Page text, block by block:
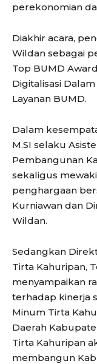
perekonomian
Diakhir acara,
Wildan sebagai
Top BUMD
Digitalisasi
Layanan BUMD.
Dalam
M.SI selaku
Pembangunan
sekaligus
penghargaan
Kurniawan dan
Wildan.
Sedangkan
Tirta Kahuripan,
menyampaikan
terhadap kinerja
Minum Tirta
Daerah
Tirta Kahuripan
membangun